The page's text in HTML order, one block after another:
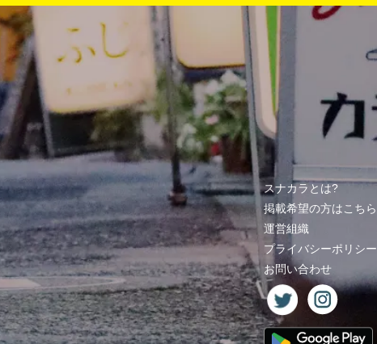
スナカラとは?
掲載希望の方はこちら
運営組織
プライバシーポリシー
お問い合わせ